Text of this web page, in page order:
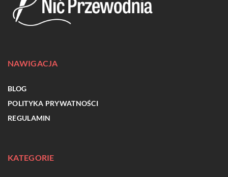
NAWIGACJA
BLOG
POLITYKA PRYWATNOŚCI
REGULAMIN
KATEGORIE